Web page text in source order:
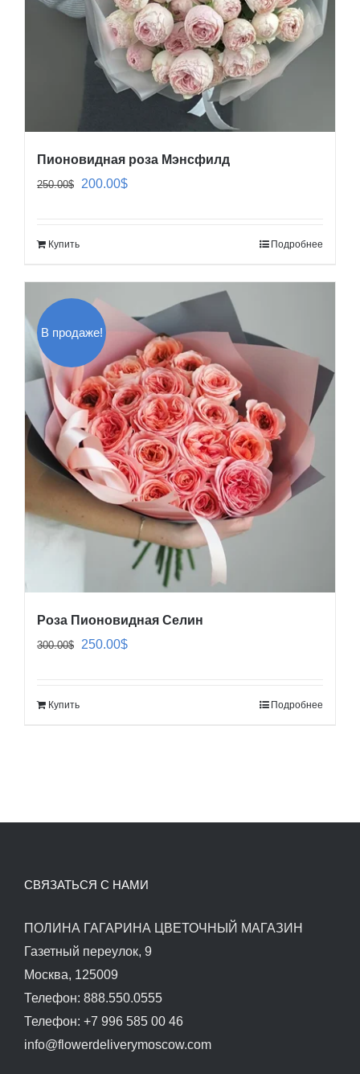
Пионовидная роза Мэнсфилд
250.00$
Первоначальная
200.00$Текущая
Купить Подробнее
В продаже!
Роза Пионовидная Селин
300.00$
Первоначальная
250.00$Текущая
Купить Подробнее
СВЯЗАТЬСЯ С НАМИ
ПОЛИНА ГАГАРИНА ЦВЕТОЧНЫЙ МАГАЗИН
Газетный переулок, 9
Москва, 125009
Телефон: 888.550.0555
Телефон: +7 996 585 00 46
info@flowerdeliverymoscow.com